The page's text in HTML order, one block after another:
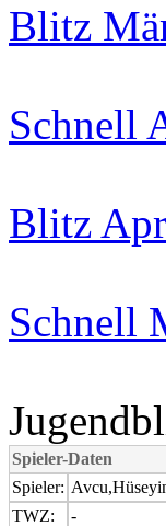
Blitz
Schnell
Blitz
Schnell
Spieler-Daten
Spieler:
TWZ:
-